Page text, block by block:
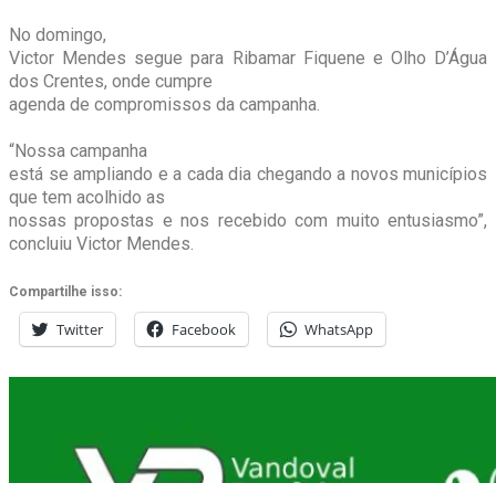
No domingo,
Victor Mendes segue para Ribamar Fiquene e Olho D’Água
dos Crentes, onde cumpre
agenda de compromissos da campanha.
“Nossa campanha
está se ampliando e a cada dia chegando a novos municípios
que tem acolhido as
nossas propostas e nos recebido com muito entusiasmo”,
concluiu Victor Mendes.
Compartilhe isso:
Twitter Facebook WhatsApp